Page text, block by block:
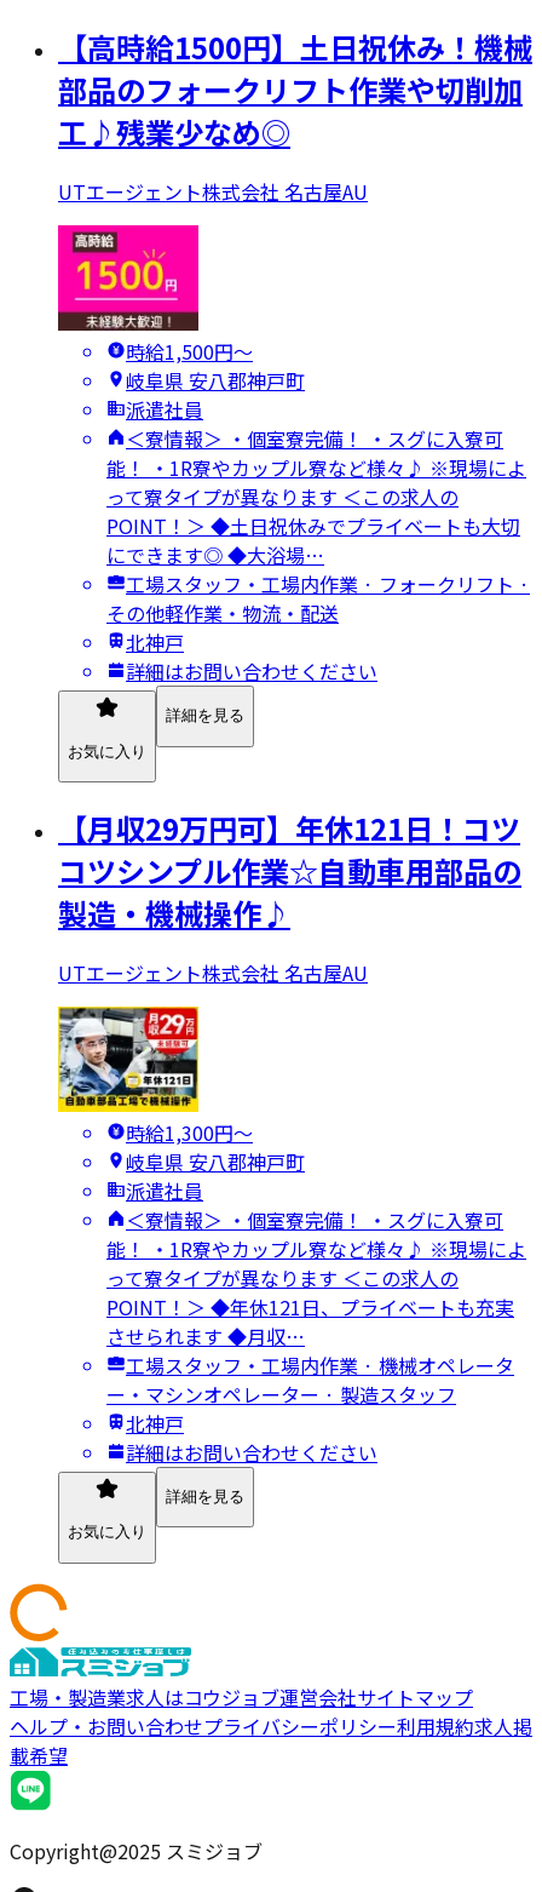
【高時給1500円】土日祝休み！機械
部品のフォークリフト作業や切削加
工♪残業少なめ◎
UTエージェント株式会社 名古屋AU
時給1,500円〜
岐阜県 安八郡神戸町
派遣社員
＜寮情報＞ ・個室寮完備！ ・スグに入寮可
能！ ・1R寮やカップル寮など様々♪ ※現場によ
って寮タイプが異なります ＜この求人の
POINT！＞ ◆土日祝休みでプライベートも大切
にできます◎ ◆大浴場…
工場スタッフ・工場内作業 · フォークリフト ·
その他軽作業・物流・配送
北神戸
詳細はお問い合わせください
お気に入り
詳細を見る
【月収29万円可】年休121日！コツ
コツシンプル作業☆自動車用部品の
製造・機械操作♪
UTエージェント株式会社 名古屋AU
時給1,300円〜
岐阜県 安八郡神戸町
派遣社員
＜寮情報＞ ・個室寮完備！ ・スグに入寮可
能！ ・1R寮やカップル寮など様々♪ ※現場によ
って寮タイプが異なります ＜この求人の
POINT！＞ ◆年休121日、プライベートも充実
させられます ◆月収…
工場スタッフ・工場内作業 · 機械オペレータ
ー・マシンオペレーター · 製造スタッフ
北神戸
詳細はお問い合わせください
お気に入り
詳細を見る
工場・製造業求人はコウジョブ運営会社サイトマップ
ヘルプ・お問い合わせプライバシーポリシー利用規約求人掲
載希望
Copyright@2025 スミジョブ